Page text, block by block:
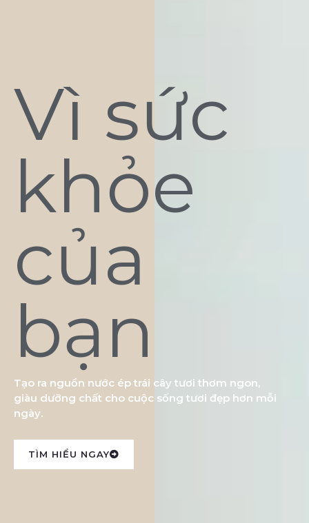
Vì sức
khỏe
của
bạn
Tạo ra nguồn nước ép trái cây tươi thơm ngon,
giàu dưỡng chất cho cuộc sống tươi đẹp hơn mỗi
ngày.
TÌM HIỂU NGAY